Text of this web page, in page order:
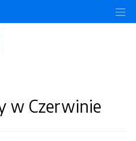
w Czerwinie